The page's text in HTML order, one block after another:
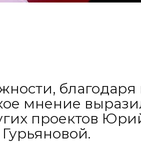
благодаря
мнение
проектов